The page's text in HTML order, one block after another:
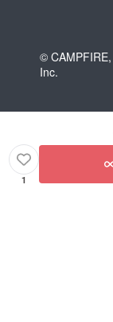
© CAMPFIRE,
Inc.
1